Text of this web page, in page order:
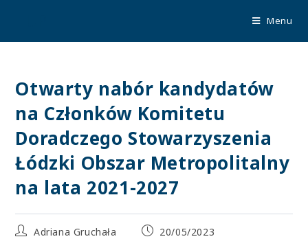
Menu
Otwarty nabór kandydatów
na Członków Komitetu
Doradczego Stowarzyszenia
Łódzki Obszar Metropolitalny
na lata 2021-2027
Adriana Gruchała
20/05/2023